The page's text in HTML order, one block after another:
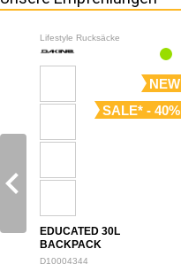
Lifestyle Rucksäcke
NEW
SALE* - 40%
EDUCATED 30L
BACKPACK
D10004344
navigate_before